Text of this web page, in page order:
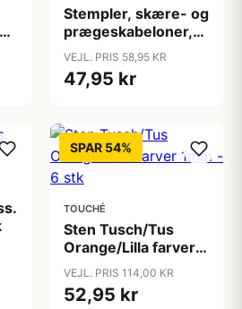
Stempler, skære- og
prægeskabeloner,
ord og tegn, str. 1,5-
6 cm, 1 pk.
VEJL. PRIS 58,95 KR
47,95 kr
SPAR 54%
TOUCHÉ
Sten Tusch/Tus
Orange/Lilla farver
1mm - 6 stk
VEJL. PRIS 114,00 KR
52,95 kr